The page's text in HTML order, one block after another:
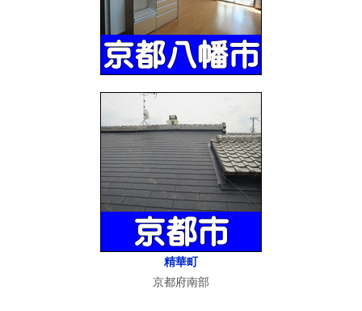
精華町
京都府南部